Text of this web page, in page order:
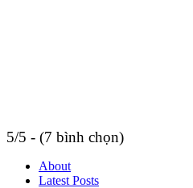
5/5 - (7 bình chọn)
About
Latest Posts